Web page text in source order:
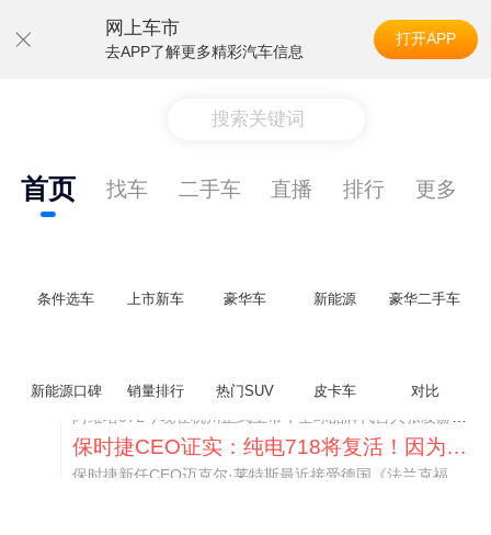
网上车市
去APP了解更多精彩汽车信息
打开APP
搜索关键词
首页 找车 二手车 直播 排行 更多
条件选车 上市新车 豪华车 新能源 豪华二手车
新能源口碑 销量排行 热门SUV 皮卡车 对比